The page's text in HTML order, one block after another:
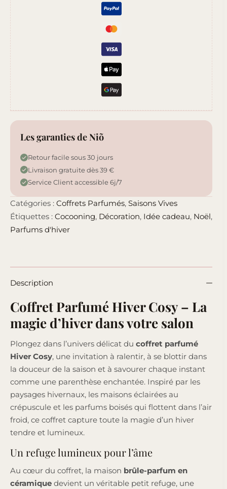
Les garanties de Niõ
Retour facile sous 30 jours
Livraison gratuite dès 39 €
Service Client accessible 6j/7
Catégories : Coffrets Parfumés, Saisons Vives
Étiquettes : Cocooning, Décoration, Idée cadeau, Noël,
Parfums d'hiver
Description
Coffret Parfumé Hiver Cosy – La
magie d’hiver dans votre salon
Plongez dans l’univers délicat du coffret parfumé
Hiver Cosy, une invitation à ralentir, à se blottir dans
la douceur de la saison et à savourer chaque instant
comme une parenthèse enchantée. Inspiré par les
paysages hivernaux, les maisons éclairées au
crépuscule et les parfums boisés qui flottent dans l’air
froid, ce coffret capture toute la magie d’un hiver
tendre et lumineux.
Un refuge lumineux pour l’âme
Au cœur du coffret, la maison brûle-parfum en
céramique devient un véritable petit refuge, une